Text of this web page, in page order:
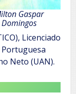
Gaspar
Domingos
Licenciado
Neto (UAN).